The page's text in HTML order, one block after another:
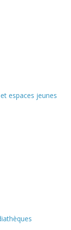
espaces jeunes